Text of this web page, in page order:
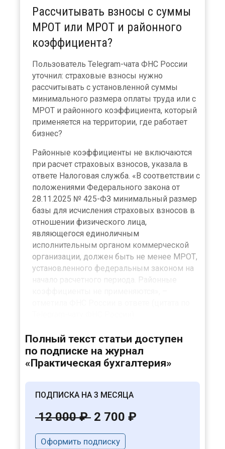
Рассчитывать взносы с суммы
МРОТ или МРОТ и районного
коэффициента?
Пользователь Telegram-чата ФНС России
уточнил: страховые взносы нужно
рассчитывать с установленной суммы
минимального размера оплаты труда или с
МРОТ и районного коэффициента, который
применяется на территории, где работает
бизнес?
Районные коэффициенты не включаются
при расчет страховых взносов, указала в
ответе Налоговая служба. «В соответствии с
положениями Федерального закона от
28.11.2025 № 425-ФЗ минимальный размер
базы для исчисления страховых взносов в
отношении физического лица,
являющегося единоличным
исполнительным органом коммерческой
организации, должен быть не менее МРОТ,
установленного федеральным законом на
начало расчетного периода. Районные
Полный текст статьи доступен
по подписке на журнал
«Практическая бухгалтерия»
ПОДПИСКА НА 3 МЕСЯЦА
12 000 ₽ 2 700 ₽
Оформить подписку